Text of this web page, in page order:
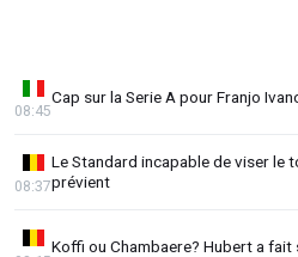
Cap sur la Serie A pour Franjo
08:45
Le Standard incapable de viser le
prévient
08:37
Koffi ou Chambaere? Hubert a fait